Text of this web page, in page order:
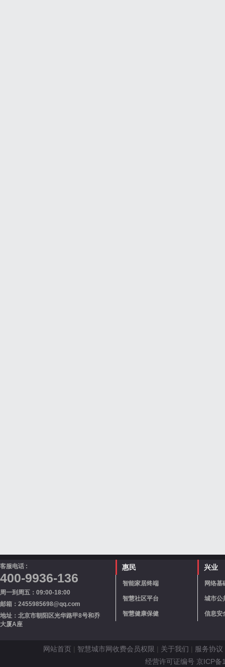
客服电话 :
400-9936-136
周一到周五：09:00-18:00
邮箱：2455985698@qq.com
地址：北京市朝阳区光华路甲8号和乔
大厦A座
惠民
智能家居终端
智慧社区平台
智慧健康保健
兴业
网络基
城市公
信息安
网站首页 | 智慧城市网收费会员权限 | 关于我们 | 服务协议
经营许可证编号 京ICP